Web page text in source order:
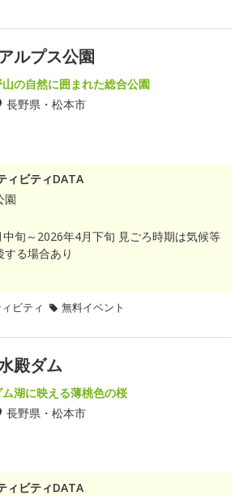
ルプス公園
の自然に囲まれた総合公園
長野県・松本市
ィビティDATA
園
旬～2026年4月下旬 見ごろ時期は気候等
する場合あり
ビティ 無料イベント
殿ダム
ム湖に映える薄桃色の桜
長野県・松本市
ィビティDATA